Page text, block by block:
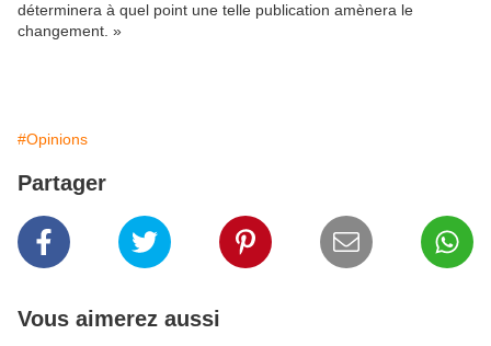
déterminera à quel point une telle publication amènera le
changement. »
#Opinions
Partager
Vous aimerez aussi